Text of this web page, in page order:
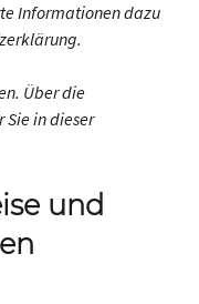
Informationen dazu
Über die
Sie in dieser
und